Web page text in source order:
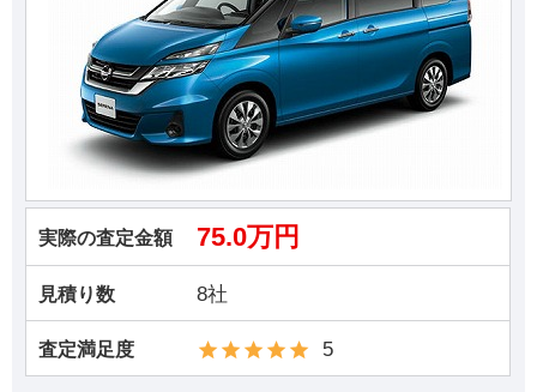
実際の査定金額 75.0万円
見積り数 8社
査定満足度 5